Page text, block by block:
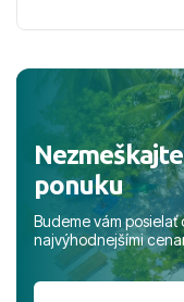
ponuku
Budeme vám
najvýhodnejšími